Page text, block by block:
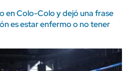
en Colo-Colo y dejó una frase
es estar enfermo o no tener